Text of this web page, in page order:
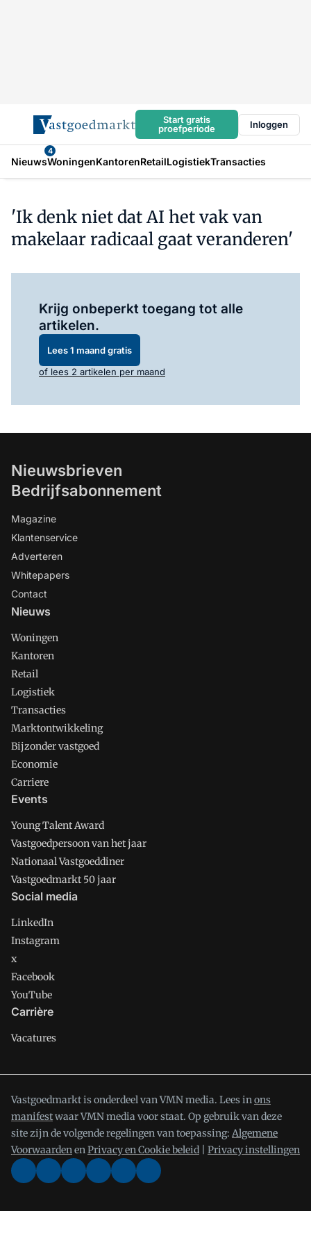
Start gratis
proefperiode
Inloggen
Nieuws
4
WoningenKantorenRetailLogistiekTransacties
'Ik denk niet dat AI het vak van
makelaar radicaal gaat veranderen'
Krijg onbeperkt toegang tot alle
artikelen.
Lees 1 maand gratis
of lees 2 artikelen per maand
Nieuwsbrieven
Bedrijfsabonnement
Magazine
Klantenservice
Adverteren
Whitepapers
Contact
Nieuws
Woningen
Kantoren
Retail
Logistiek
Transacties
Marktontwikkeling
Bijzonder vastgoed
Economie
Carriere
Events
Young Talent Award
Vastgoedpersoon van het jaar
Nationaal Vastgoeddiner
Vastgoedmarkt 50 jaar
Social media
LinkedIn
Instagram
x
Facebook
YouTube
Carrière
Vacatures
Vastgoedmarkt is onderdeel van VMN media. Lees inons
manifestwaar VMN media voor staat. Op gebruik van deze
site zijn de volgende regelingen van toepassing: Algemene
VoorwaardenenPrivacy en Cookie beleid Privacy instellingen